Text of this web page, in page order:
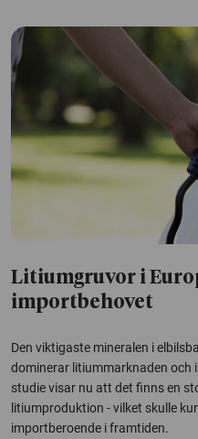
Litiumgruvor i
importbehovet
Den viktigaste mineralen i
dominerar litiummarknaden och
studie visar nu att det finns en
litiumproduktion - vilket skulle
importberoende i framtiden.